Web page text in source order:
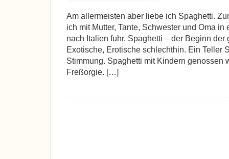
Am allermeisten aber liebe ich Spaghetti.
ich mit Mutter, Tante, Schwester und Oma
nach Italien fuhr. Spaghetti – der Beginn der
Exotische, Erotische schlechthin. Ein Teller
Stimmung. Spaghetti mit Kindern genossen
Freßorgie. […]